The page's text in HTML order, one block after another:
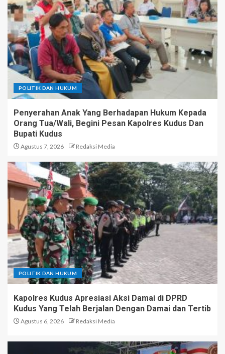
POLITIK DAN HUKUM
Penyerahan Anak Yang Berhadapan Hukum Kepada
Orang Tua/Wali, Begini Pesan Kapolres Kudus Dan
Bupati Kudus
Agustus 7, 2026 Redaksi Media
POLITIK DAN HUKUM
Kapolres Kudus Apresiasi Aksi Damai di DPRD
Kudus Yang Telah Berjalan Dengan Damai dan Tertib
Agustus 6, 2026 Redaksi Media